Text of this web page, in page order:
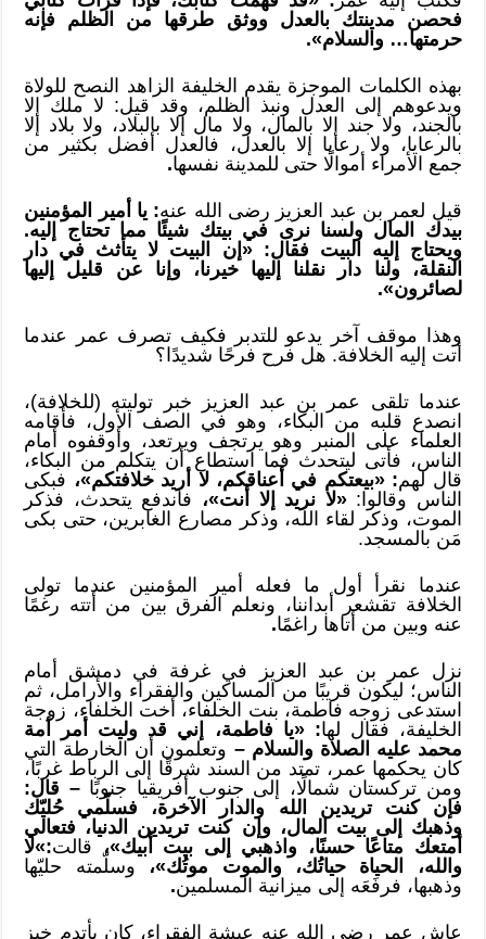
فحصن مدينتك بالعدل ووثق طرقها من الظلم فإنه
حرمتها… والسلام».
بهذه الكلمات الموجزة يقدم الخليفة الزاهد النصح للولاة
ويدعوهم إلى العدل ونبذ الظلم، وقد قيل: لا ملك إلا
بالجند، ولا جند إلا بالمال، ولا مال إلا بالبلاد، ولا بلاد إلا
بالرعايا، ولا رعايا إلا بالعدل، فالعدل أفضل بكثير من
جمع الأمراء أموالًا حتى للمدينة نفسها.
قيل لعمر بن عبد العزيز رضى الله عنه: يا أمير المؤمنين
بيدك المال ولسنا نرى في بيتك شيئًا مما تحتاج إليه.
ويحتاج إليه البيت فقال: «إن البيت لا يتأثث في دار
النقلة، ولنا دار نقلنا إليها خيرنا، وإنا عن قليل إليها
لصائرون».
وهذا موقف آخر يدعو للتدبر فكيف تصرف عمر عندما
أتت إليه الخلافة. هل فرح فرحًا شديدًا؟
عندما تلقى عمر بن عبد العزيز خبر توليته (للخلافة)،
انصدع قلبه من البكاء، وهو في الصف الأول، فأقامه
العلماء على المنبر وهو يرتجف ويرتعد، وأوقفوه أمام
الناس، فأتى ليتحدث فما استطاع أن يتكلم من البكاء،
قال لهم: «بيعتكم في أعناقكم، لا أريد خلافتكم»، فبكى
الناس وقالوا: «لا نريد إلا أنت»، فاندفع يتحدث، فذكر
الموت، وذكر لقاء الله، وذكر مصارع الغابرين، حتى بكى
مَن بالمسجد.
عندما نقرأ أول ما فعله أمير المؤمنين عندما تولى
الخلافة تقشعر أبداننا، ونعلم الفرق بين من أتته رغمًا
عنه وبين من أتاها راغمًا.
نزل عمر بن عبد العزيز في غرفة في دمشق أمام
الناس؛ ليكون قريبًا من المساكين والفقراء والأرامل، ثم
استدعى زوجه فاطمة، بنت الخلفاء، أخت الخلفاء، زوجة
الخليفة، فقال لها: «يا فاطمة، إني قد وليت أمر أمة
محمد عليه الصلاة والسلام – وتعلمون أن الخارطة التي
كان يحكمها عمر، تمتد من السند شرقًا إلى الرباط غربًا،
ومن تركستان شمالًا، إلى جنوب أفريقيا جنوبًا – قال:
فإن كنت تريدين الله والدار الآخرة، فسلّمي حُليّك
وذهبك إلى بيت المال، وإن كنت تريدين الدنيا، فتعالي
أمتعك متاعًا حسنًا، واذهبي إلى بيت أبيك»، قالت:»لا
والله، الحياة حياتُك، والموت موتُك»، وسلّمته حليّها
وذهبها، فرفَعَه إلى ميزانية المسلمين.
عاش عمر رضي الله عنه عيشة الفقراء، كان يأتدم خبز